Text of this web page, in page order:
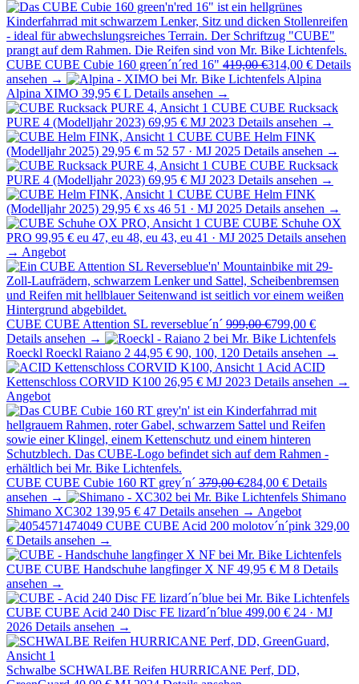
CUBE CUBE Cubie 160 green´n´red 16" 419,00 €314,00 € Details
ansehen →
Alpina
Alpina XIMO 39,95 € L Details ansehen →
CUBE CUBE Rucksack
PURE 4 (Modelljahr 2023) 69,95 € MJ 2023 Details ansehen →
CUBE CUBE Helm FINK
(Modelljahr 2025) 29,95 € m 52 57 · MJ 2025 Details ansehen →
CUBE CUBE Rucksack
PURE 4 (Modelljahr 2023) 69,95 € MJ 2023 Details ansehen →
CUBE CUBE Helm FINK
(Modelljahr 2025) 29,95 € xs 46 51 · MJ 2025 Details ansehen →
CUBE CUBE Schuhe OX
PRO 99,95 € eu 47, eu 48, eu 43, eu 41 · MJ 2025 Details ansehen
→ Angebot
CUBE CUBE Attention SL reverseblue´n´ 999,00 €799,00 €
Details ansehen →
Roeckl Roeckl Raiano 2 44,95 € 90, 100, 120 Details ansehen →
Acid ACID
Kettenschloss CORVID K100 26,95 € MJ 2023 Details ansehen →
Angebot
CUBE CUBE Cubie 160 RT grey´n´ 379,00 €284,00 € Details
ansehen →
Shimano
Shimano XC302 139,95 € 47 Details ansehen → Angebot
CUBE CUBE Acid 200 molotov´n´pink 329,00
€ Details ansehen →
CUBE CUBE Handschuhe langfinger X NF 49,95 € M 8 Details
ansehen →
CUBE CUBE Acid 240 Disc FE lizard´n´blue 499,00 € 24 · MJ
2026 Details ansehen →
Schwalbe SCHWALBE Reifen HURRICANE Perf, DD,